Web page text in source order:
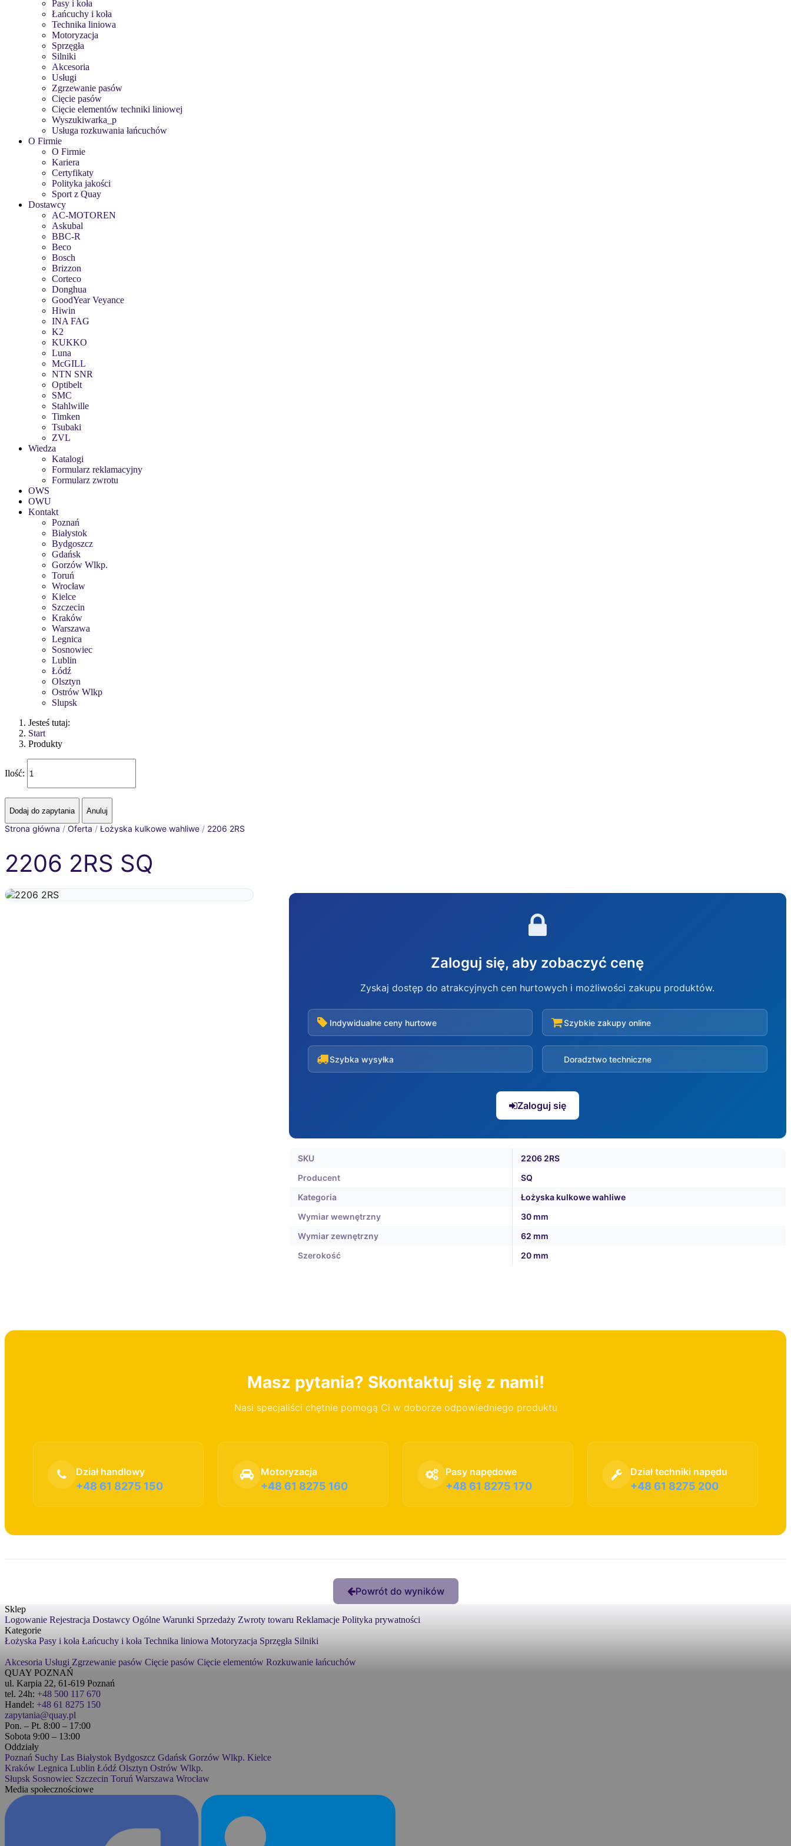
Pasy i koła
Łańcuchy i koła
Technika liniowa
Motoryzacja
Sprzęgła
Silniki
Akcesoria
Usługi
Zgrzewanie pasów
Cięcie pasów
Cięcie elementów techniki liniowej
Wyszukiwarka_p
Usługa rozkuwania łańcuchów
O Firmie
O Firmie
Kariera
Certyfikaty
Polityka jakości
Sport z Quay
Dostawcy
AC-MOTOREN
Askubal
BBC-R
Beco
Bosch
Brizzon
Corteco
Donghua
GoodYear Veyance
Hiwin
INA FAG
K2
KUKKO
Luna
McGILL
NTN SNR
Optibelt
SMC
Stahlwille
Timken
Tsubaki
ZVL
Wiedza
Katalogi
Formularz reklamacyjny
Formularz zwrotu
OWS
OWU
Kontakt
Poznań
Białystok
Bydgoszcz
Gdańsk
Gorzów Wlkp.
Toruń
Wrocław
Kielce
Szczecin
Kraków
Warszawa
Legnica
Sosnowiec
Lublin
Łódź
Olsztyn
Ostrów Wlkp
Slupsk
Jesteś tutaj:
Start
Produkty
Ilość:
Strona główna / Oferta / Łożyska kulkowe wahliwe / 2206 2RS
2206 2RS SQ
Zaloguj się, aby zobaczyć cenę
Zyskaj dostęp do atrakcyjnych cen hurtowych i możliwości zakupu produktów.
Indywidualne ceny hurtowe Szybkie zakupy online
Szybka wysyłka Doradztwo techniczne
Zaloguj się
SKU
2206 2RS
Producent
SQ
Kategoria
Łożyska kulkowe wahliwe
Wymiar wewnętrzny
30 mm
Wymiar zewnętrzny
62 mm
Szerokość
20 mm
Masz pytania? Skontaktuj się z nami!
Nasi specjaliści chętnie pomogą Ci w doborze odpowiedniego produktu
Dział handlowy
+48 61 8275 150
Motoryzacja
+48 61 8275 160
Pasy napędowe
+48 61 8275 170
Dział techniki napędu
+48 61 8275 200
Powrót do wyników
Sklep
Logowanie Rejestracja Dostawcy Ogólne Warunki Sprzedaży Zwroty towaru Reklamacje Polityka prywatności
Kategorie
Łożyska Pasy i koła Łańcuchy i koła Technika liniowa Motoryzacja Sprzęgła Silniki
Akcesoria Usługi Zgrzewanie pasów Cięcie pasów Cięcie elementów Rozkuwanie łańcuchów
QUAY POZNAŃ
ul. Karpia 22, 61-619 Poznań
tel. 24h: +48 500 117 670
Handel: +48 61 8275 150
zapytania@quay.pl
Pon. – Pt. 8:00 – 17:00
Sobota 9:00 – 13:00
Oddziały
Poznań Suchy Las Białystok Bydgoszcz Gdańsk Gorzów Wlkp. Kielce
Kraków Legnica Lublin Łódź Olsztyn Ostrów Wlkp.
Słupsk Sosnowiec Szczecin Toruń Warszawa Wrocław
Media społecznościowe